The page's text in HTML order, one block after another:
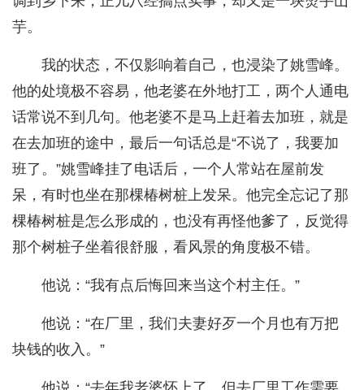
芋。
我的状态，不仅影响着自己，也浸染了姚雪峰。
他的处境极不容易，他老婆在外地打工，两个人通电
话常说不到几句。他老婆不是马上赶着去加班，就是
在去加班的途中，最后一句话总是“不说了，我要加
班了。”姚雪峰挂了电话后，一个人常站在屋前发
呆，有时也坐在那棵椿树桩上发呆。他完全忘记了那
棵椿树桩是怎么形成的，也没有再怪他爹了，反觉得
那个树桩子坐着很舒服，看风景的角度极不错。
他说：“我有点后悔回来当这个村主任。”
他说：“在厂里，我们夫妻好歹一个月也有万把
块钱的收入。”